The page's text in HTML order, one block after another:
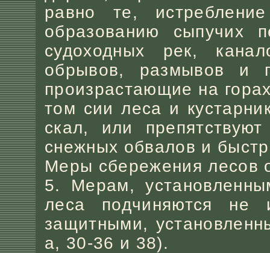
равно те,
образованию сыпучих
судоходных рек,
обрывов, размывов и
произрастающие на
том сии леса и
скал, или
снежных обвалов и
Меры сбережения лесов
5. Мерам,
леса подчиняются не
защитными,
а, 30-36 и 38).